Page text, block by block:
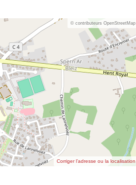
© contributeurs OpenStreetMap
Corriger l’adresse ou la localisation